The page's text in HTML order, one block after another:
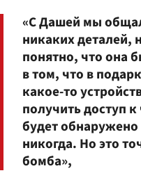
«С Дашей мы
никаких деталей,
понятно, что она
в том, что в
какое-то
получить доступ
будет
никогда. Но это
бомба»,